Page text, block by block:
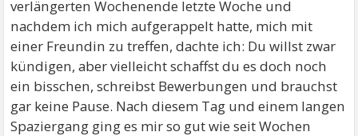
verlängerten Wochenende letzte Woche und
nachdem ich mich aufgerappelt hatte, mich mit
einer Freundin zu treffen, dachte ich: Du willst zwar
kündigen, aber vielleicht schaffst du es doch noch
ein bisschen, schreibst Bewerbungen und brauchst
gar keine Pause. Nach diesem Tag und einem langen
Spaziergang ging es mir so gut wie seit Wochen